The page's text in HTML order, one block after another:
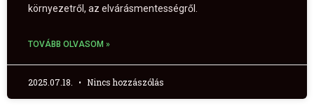
környezetről, az elvárásmentességről.
TOVÁBB OLVASOM »
2025.07.18. Nincs hozzászólás